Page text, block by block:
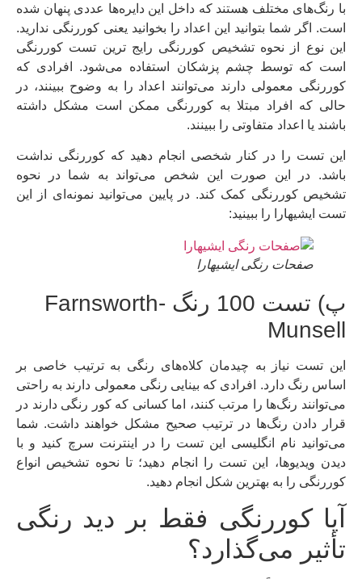
با رنگ‌‎های مختلف هستند که داخل این دایره‌ها عددی پنهان شده
است. اگر شما بتوانید این اعداد را بخوانید یعنی کوررنگی ندارید.
این نوع از نحوه تشخیص کوررنگی رایج ترین تست کوررنگی
است که توسط چشم پزشکان استفاده می‌شود. افرادی که
کوررنگی معمولی دارند می‌توانند اعداد را به وضوح ببینند، در
حالی که افراد مبتلا به کوررنگی ممکن است مشکل داشته
باشند یا اعداد متفاوتی را ببینند.
این تست را در کنار شخصی انجام دهید که کوررنگی نداشت
باشد. در این صورت این شخص می‌تواند به شما در نحوه
تشخیص کوررنگی کمک کند. در پایین می‌توانید نمونه‌ای از این
تست ایشیهارا را ببینید:
صفحات رنگی ایشیهارا
پ) تست 100 رنگ Farnsworth-
Munsell
این تست نیاز به چیدمان کلاه‌های رنگی به ترتیب خاصی بر
اساس رنگ دارد. افرادی که بینایی رنگی معمولی دارند به راحتی
می‌توانند رنگ‌ها را مرتب کنند، اما کسانی که کور رنگی دارند در
قرار دادن رنگ‌ها در ترتیب صحیح مشکل خواهند داشت. شما
می‌توانید نام انگلیسی این تست را در اینترنت سرچ کنید و با
دیدن ویدیوها، این تست را انجام دهید؛ تا نحوه تشخیص انواع
کوررنگی را به بهترین شکل انجام دهید.
آیا کوررنگی فقط بر دید رنگی
تأثیر می‌گذارد؟